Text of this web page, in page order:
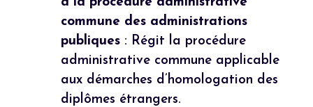
commune des administrations
publiques : Régit la procédure
administrative commune applicable
aux démarches d’homologation des
diplômes étrangers.